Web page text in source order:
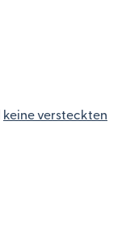
keine versteckten